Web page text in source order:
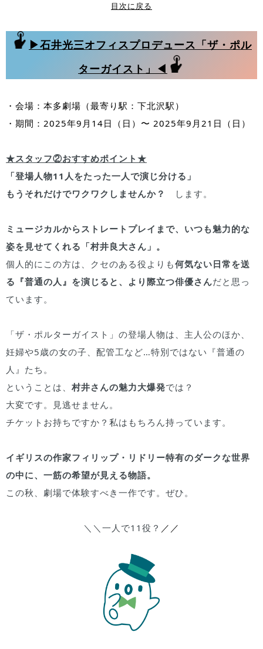
目次に戻る
▶石井光三オフィスプロデュース「ザ・ポル
ターガイスト」◀
・会場：本多劇場（最寄り駅：下北沢駅）
・期間：2025年9月14日（日）〜 2025年9月21日（日）
★スタッフ②おすすめポイント★
「登場人物11人をたった一人で演じ分ける」
もうそれだけでワクワクしませんか？
します。
ミュージカルからストレートプレイまで、いつも魅力的な
姿を見せてくれる「村井良大さん」。
個人的にこの方は、クセのある役よりも何気ない日常を送
る『普通の人』を演じると、より際立つ俳優さんだと思っ
ています。
「ザ・ポルターガイスト」の登場人物は、主人公のほか、
妊婦や5歳の女の子、配管工など…特別ではない『普通の
人』たち。
ということは、 村井さんの魅力大爆発では？
大変です。見逃せません。
チケットお持ちですか？私はもちろん持っています。
イギリスの作家フィリップ・リドリー特有のダークな世界
の中に、一筋の希望が見える物語。
この秋、劇場で体験すべき一作です。ぜひ。
＼＼一人で11役？ ／／